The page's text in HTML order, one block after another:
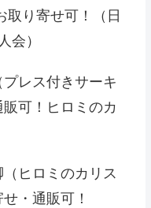
取り寄せ可！（日
会）
レス付きサーキ
可！ヒロミのカ
ヒロミのカリス
・通販可！